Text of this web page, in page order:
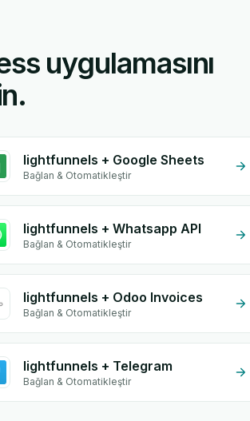
uygulamasını
lightfunnels + Google Sheets
Bağlan & Otomatikleştir
lightfunnels + Whatsapp API
Bağlan & Otomatikleştir
lightfunnels + Odoo Invoices
Bağlan & Otomatikleştir
lightfunnels + Telegram
Bağlan & Otomatikleştir